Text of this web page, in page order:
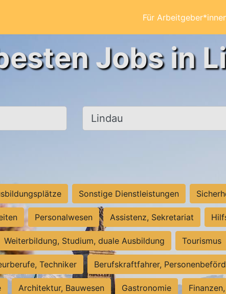
Für
Jobs in
Ort, Stadt
Sonstige Dienstleistungen
Personalwesen Assistenz, Sekretariat
Weiterbildung, Studium, duale Ausbildung Tourismus
Techniker Berufskraftfahrer,
Architektur, Bauwesen Gastronomie